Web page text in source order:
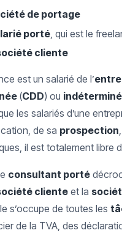
de portage
porté , qui est le
cliente
est un salarié de l’
(CDD) ou
les salariés d’une
de sa prospection
il est totalement libre
consultant porté
clienteet la
s’occupe de toutes les
de la TVA, des